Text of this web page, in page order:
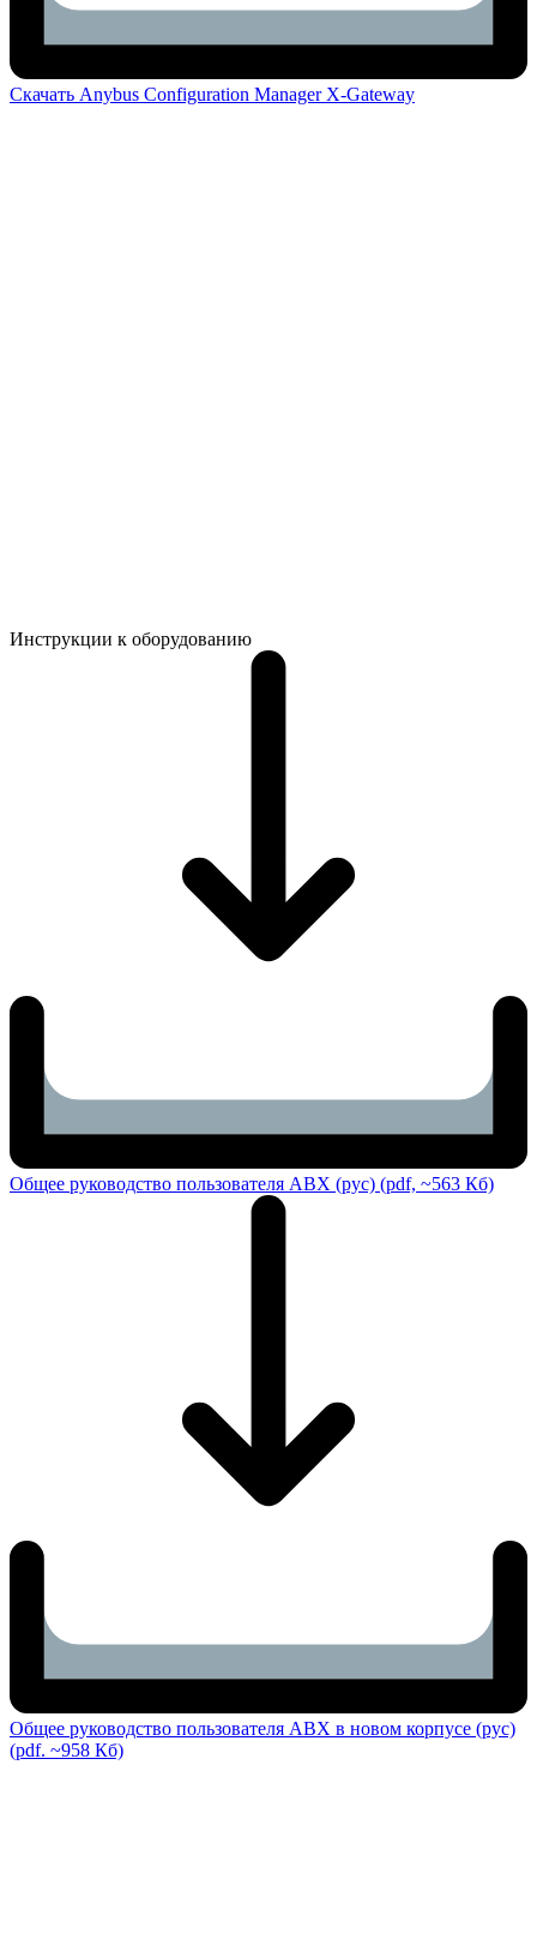
Скачать Anybus Configuration Manager X-Gateway
Инструкции к оборудованию
Общее руководство пользователя ABX (рус) (pdf, ~563 Кб)
Общее руководство пользователя ABX в новом корпусе (рус)
(pdf. ~958 Кб)